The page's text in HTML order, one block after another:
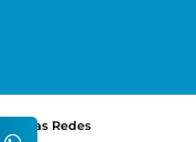
nas Redes